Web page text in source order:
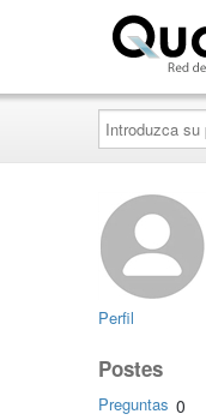
Introduzca
su
pregunta
aquí...
Perfil
Postes
Preguntas 0